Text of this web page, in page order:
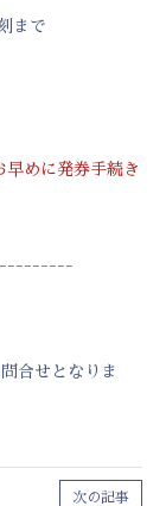
まで
めに発券手続き
合せとなりま
次の記事